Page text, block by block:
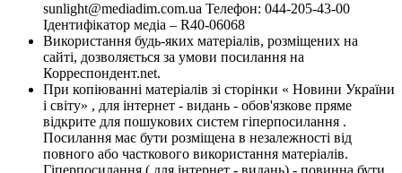
sunlight@mediadim.com.ua Телефон: 044-205-43-00
Ідентифікатор медіа – R40-06068
Використання будь-яких матеріалів, розміщених на
сайті, дозволяється за умови посилання на
Корреспондент.net.
При копіюванні матеріалів зі сторінки « Новини України
і світу» , для інтернет - видань - обов'язкове пряме
відкрите для пошукових систем гіперпосилання .
Посилання має бути розміщена в незалежності від
повного або часткового використання матеріалів.
Гіперпосилання ( для інтернет - видань) - повинна бути